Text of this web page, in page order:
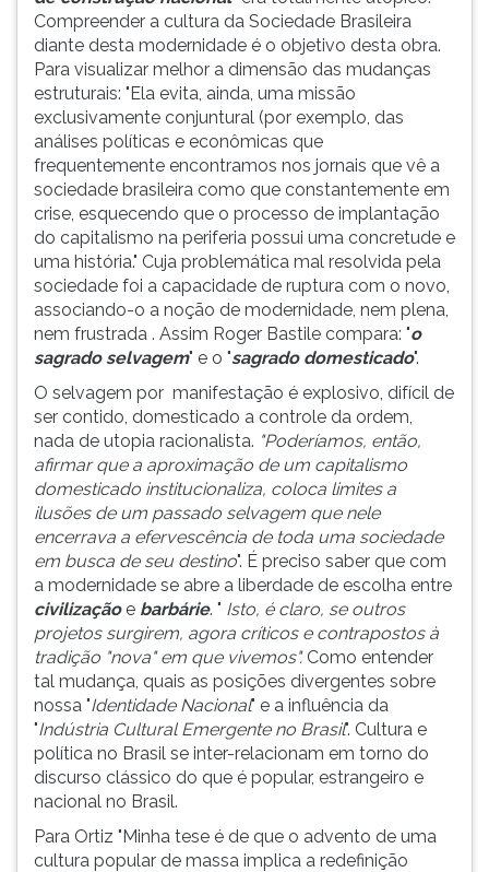
Compreender a cultura da Sociedade Brasileira
diante desta modernidade é o objetivo desta obra.
Para visualizar melhor a dimensão das mudanças
estruturais: "Ela evita, ainda, uma missão
exclusivamente conjuntural (por exemplo, das
análises políticas e econômicas que
frequentemente encontramos nos jornais que vê a
sociedade brasileira como que constantemente em
crise, esquecendo que o processo de implantação
do capitalismo na periferia possui uma concretude e
uma história." Cuja problemática mal resolvida pela
sociedade foi a capacidade de ruptura com o novo,
associando-o a noção de modernidade, nem plena,
nem frustrada . Assim Roger Bastile compara: "o
sagrado selvagem" e o "sagrado domesticado".
O selvagem por manifestação é explosivo, difícil de
ser contido, domesticado a controle da ordem,
nada de utopia racionalista. "Poderíamos, então,
afirmar que a aproximação de um capitalismo
domesticado institucionaliza, coloca limites a
ilusões de um passado selvagem que nele
encerrava a efervescência de toda uma sociedade
em busca de seu destino". É preciso saber que com
a modernidade se abre a liberdade de escolha entre
civilizaçãoe barbárie. " Isto, é claro, se outros
projetos surgirem, agora críticos e contrapostos à
tradição "nova" em que vivemos". Como entender
tal mudança, quais as posições divergentes sobre
nossa "Identidade Nacional" e a influência da
"Indústria Cultural Emergente no Brasil". Cultura e
política no Brasil se inter-relacionam em torno do
discurso clássico do que é popular, estrangeiro e
nacional no Brasil.
Para Ortiz "Minha tese é de que o advento de uma
cultura popular de massa implica a redefinição